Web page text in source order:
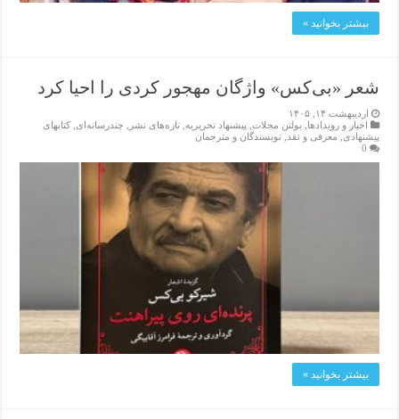
بیشتر بخوانید »
شعر «بی‌کس» واژگان مهجور کردی را احیا کرد
اردیبهشت ۱۴, ۱۴۰۵
اخبار و رویدادها
بولتن مجلات پیشنهاد تحریریه ,تازەهای نشر چندرسانه‌ای ,کتابهای
پیشنهادی
معرفی و نقد
نویسندگان و مترجمان
0
بیشتر بخوانید »